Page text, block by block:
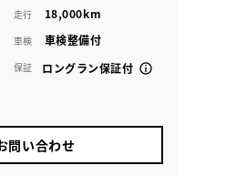
走行 18,000km
車検 車検整備付
保証 ロングラン保証付
問い合わせ